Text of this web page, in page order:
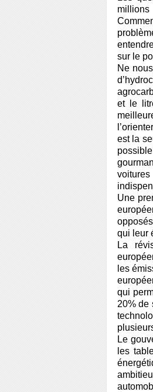
sur le
Ne
et le
est la
Une
qui leur
La
les
qui
20% de
Le
les